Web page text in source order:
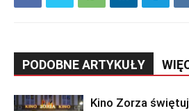
PODOBNE ARTYKUŁY
Kino Zorza